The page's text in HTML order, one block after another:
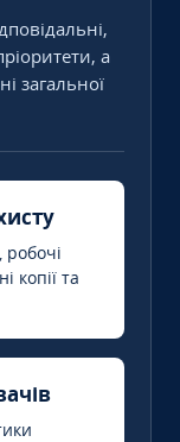
а
загальної
робочі
копії та